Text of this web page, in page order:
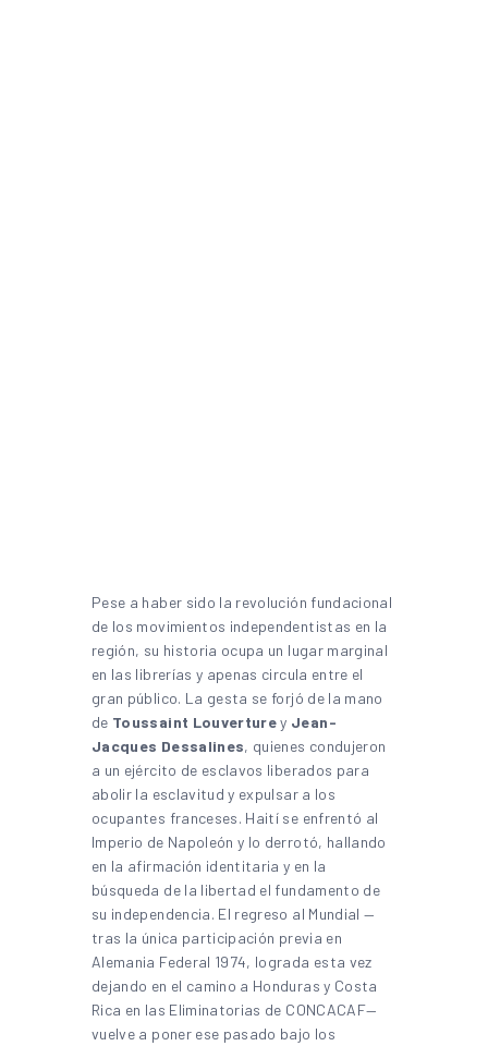
Pese a haber sido la revolución fundacional
de los movimientos independentistas en la
región, su historia ocupa un lugar marginal
en las librerías y apenas circula entre el
gran público. La gesta se forjó de la mano
de Toussaint Louverturey Jean-
Jacques Dessalines, quienes condujeron
a un ejército de esclavos liberados para
abolir la esclavitud y expulsar a los
ocupantes franceses. Haití se enfrentó al
Imperio de Napoleón y lo derrotó, hallando
en la afirmación identitaria y en la
búsqueda de la libertad el fundamento de
su independencia. El regreso al Mundial —
tras la única participación previa en
Alemania Federal 1974, lograda esta vez
dejando en el camino a Honduras y Costa
Rica en las Eliminatorias de CONCACAF—
vuelve a poner ese pasado bajo los